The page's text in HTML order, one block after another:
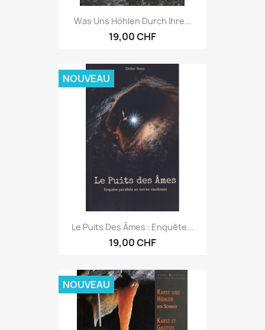
Was Uns Höhlen Durch Ihre...
19,00 CHF
Le Puits Des Âmes : Enquête...
19,00 CHF
NOUVEAU
NOUVEAU